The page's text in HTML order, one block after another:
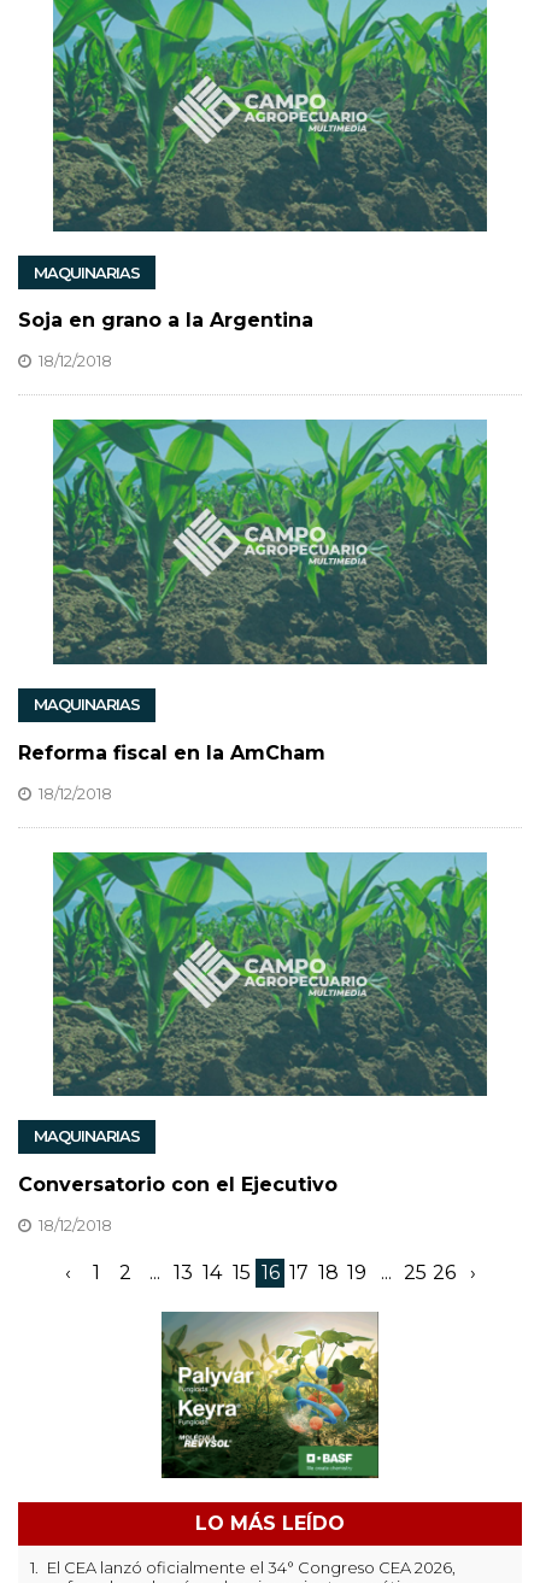
MAQUINARIAS
Soja en grano a la Argentina
18/12/2018
MAQUINARIAS
Reforma fiscal en la AmCham
18/12/2018
MAQUINARIAS
Conversatorio con el Ejecutivo
18/12/2018
‹ 1 2 ... 13 14 15 16 17 18 19 ... 25 26 ›
LO MÁS LEÍDO
1.
El CEA lanzó oficialmente el 34° Congreso CEA 2026,